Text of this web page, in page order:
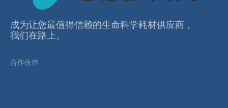
成为让您最值得信赖的⽣命科学耗材供应商，
我们在路上。
合作伙伴